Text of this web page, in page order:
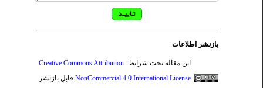
بازنشر اطلاعات
این مقاله تحت شرایطCreative Commons Attribution-
NonCommercial 4.0 International Licenseقابل بازنشر